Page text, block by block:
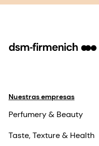
Nuestras empresas
Perfumery & Beauty
Taste, Texture & Health